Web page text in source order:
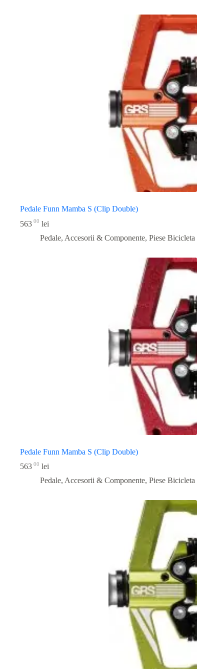
Pedale Funn Mamba S (Clip Double)
563 00 lei
Pedale, Accesorii & Componente, Piese Bicicleta
Pedale Funn Mamba S (Clip Double)
563 00 lei
Pedale, Accesorii & Componente, Piese Bicicleta